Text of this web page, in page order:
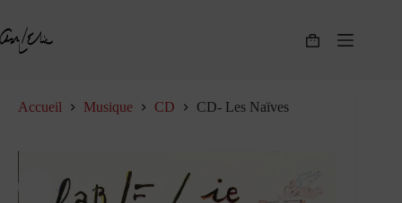
contenu
Panier
Accueil Musique CD CD- Les Naïves